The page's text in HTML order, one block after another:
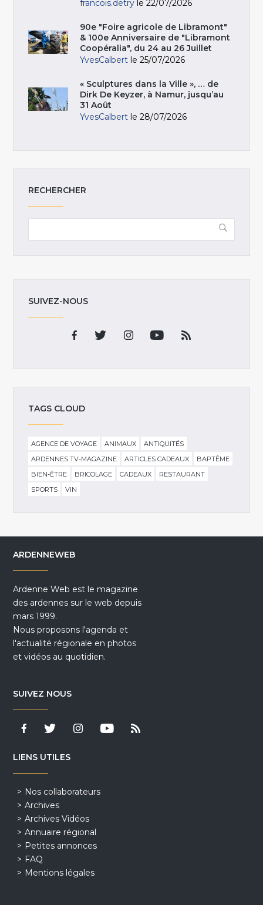
francois.detry le 22/07/2026
90e "Foire agricole de Libramont"
& 100e Anniversaire de "Libramont
Coopéralia", du 24 au 26 Juillet
YvesCalbert le 25/07/2026
« Sculptures dans la Ville », … de
Dirk De Keyzer, à Namur, jusqu’au
31 Août
YvesCalbert le 28/07/2026
RECHERCHER
SUIVEZ-NOUS
TAGS CLOUD
AGENCE DE VOYAGE ANIMAUX
ANTIQUITÉS
ARDENNES TV-MAGAZINE
ARTICLES CADEAUX
BAPTÊME
BIEN-ÊTRE
BRICOLAGE CADEAUX
RESTAURANT
SPORTS
VIN
ARDENNEWEB
Ardenne Web est le magazine
des ardennes sur le web depuis
mars 1999.
Nous proposons l'agenda et
l'actualité régionale en photos
et vidéos au quotidien.
SUIVEZ NOUS
LIENS UTILES
Nos collaborateurs
Archives
Archives Vidéos
Annuaire régional
Petites annonces
FAQ
Mentions légales